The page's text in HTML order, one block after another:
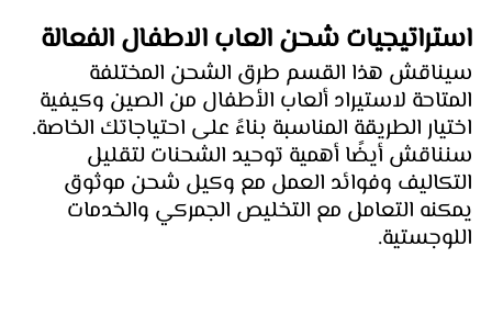
استراتيجيات شحن العاب الاطفال الفعالة
سيناقش هذا القسم طرق الشحن المختلفة
المتاحة لاستيراد ألعاب الأطفال من الصين وكيفية
اختيار الطريقة المناسبة بناءً على احتياجاتك الخاصة.
سنناقش أيضًا أهمية توحيد الشحنات لتقليل
التكاليف وفوائد العمل مع وكيل شحن موثوق
يمكنه التعامل مع التخليص الجمركي والخدمات
اللوجستية.